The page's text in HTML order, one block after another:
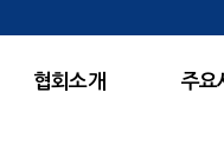
협회소개 주요